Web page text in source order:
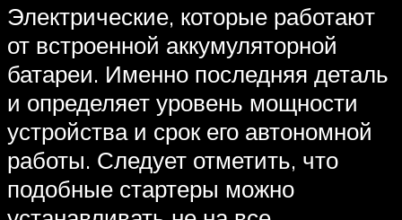
Электрические, которые работают
от встроенной аккумуляторной
батареи. Именно последняя деталь
и определяет уровень мощности
устройства и срок его автономной
работы. Следует отметить, что
подобные стартеры можно